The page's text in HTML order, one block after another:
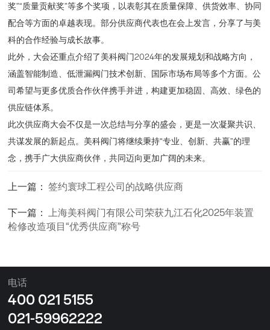
奖”“质量贡献奖”等多个奖项，以表彰其在质量保障、供货效率、协同
配合等方面的卓越表现。部分供应商代表也在会上发言，分享了与美
科的合作经验与成长故事。
此外，大会还重点介绍了美科阀门2024年的发展规划和战略方向，
涵盖智能制造、低泄漏阀门技术创新、国际市场布局等多个方面。公
司希望与更多优质合作伙伴携手并进，构建更加稳固、高效、绿色的
供应链体系。
此次供应商大会不仅是一次总结与分享的盛会，更是一次凝聚共识、
共谋发展的新起点。美科阀门将继续秉持“专业、创新、共赢”的理
念，携手广大供应商伙伴，共同迈向更加广阔的未来。
上一篇： 签约寰球工程公司的战略供应商
下一篇：
上海美科阀门有限公司荣获九江石化2025年装置
检修改造项目“优秀供应商”称号
电话
400 021 5155
021-59962222